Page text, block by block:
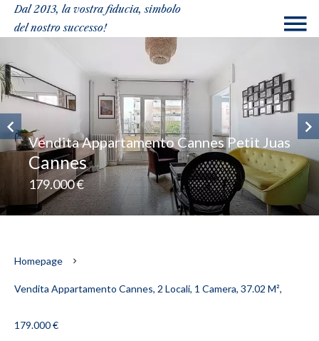
Dal 2013, la vostra fiducia, simbolo
del nostro successo!
Vendita Appartamento Cannes Petit Juas
Cannes
179.000 €
Homepage
Vendita Appartamento Cannes, 2 Locali, 1 Camera, 37.02 M²,
179.000 €